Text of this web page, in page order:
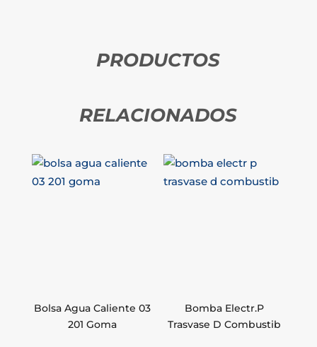
PRODUCTOS
RELACIONADOS
Bolsa Agua Caliente 03
201 Goma
Bomba Electr.P
Trasvase D Combustib